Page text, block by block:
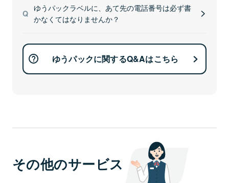
ゆうパックラベルに、あて先の電話番号は必ず書
かなくてはなりませんか？
ゆうパックに関するQ&Aはこちら
その他のサービス